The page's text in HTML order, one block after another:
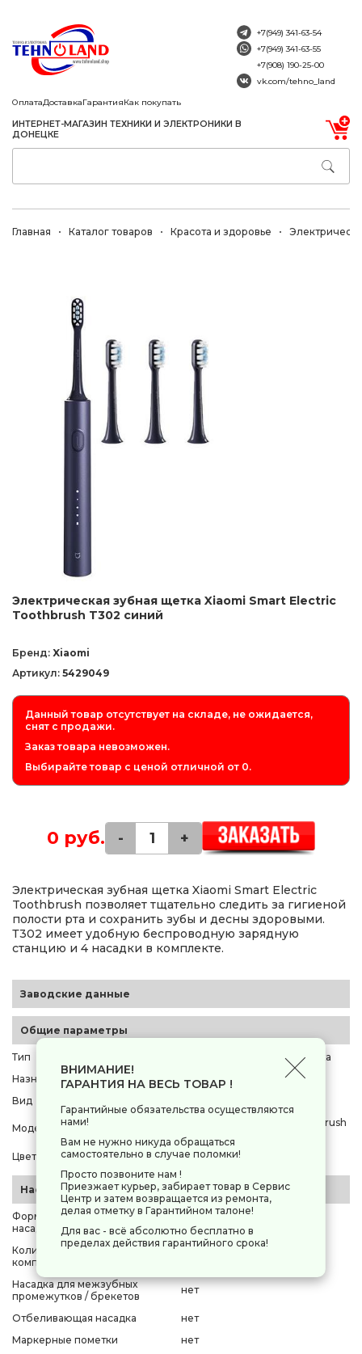
ОплатаДоставкаГарантияКак покупать
ИНТЕРНЕТ-МАГАЗИН ТЕХНИКИ И ЭЛЕКТРОНИКИ В
ДОНЕЦКЕ
+7(949) 341-63-54
+7(949) 341-63-55
+7(908) 190-25-00
vk.com/tehno_land
Главная Каталог товаров Красота и здоровье
Электрическая зубная щетка Xiaomi Smart Electric
Toothbrush T302 синий
Бренд: Xiaomi
Артикул: 5429049
Данный товар отсутствует на складе, не ожидается,
снят с продажи.
Заказ товара невозможен.
Выбирайте товар с ценой отличной от 0.
0 руб. - +
Электрическая зубная щетка Xiaomi Smart Electric
Toothbrush позволяет тщательно следить за гигиеной
полости рта и сохранить зубы и десны здоровыми.
Т302 имеет удобную беспроводную зарядную
станцию и 4 насадки в комплекте.
Заводские данные
Общие параметры
Тип
электрическая зубная щетка
Назначение
для взрослых
Вид
Модель
Xiaomi Smart Electric Toothbrush
T302
Цвет корпуса
синий
Насадки
Форма головки основной
насадки
Количество насадок в
комплекте
Насадка для межзубных
промежутков / брекетов
нет
Отбеливающая насадка
нет
Маркерные пометки
нет
ВНИМАНИЕ!
ГАРАНТИЯ НА ВЕСЬ ТОВАР !
Гарантийные обязательства осуществляются
нами!
Вам не нужно никуда обращаться
самостоятельно в случае поломки!
Просто позвоните нам !
Приезжает курьер, забирает товар в Сервис
Центр и затем возвращается из ремонта,
делая отметку в Гарантийном талоне!
Для вас - всё абсолютно бесплатно в
пределах действия гарантийного срока!